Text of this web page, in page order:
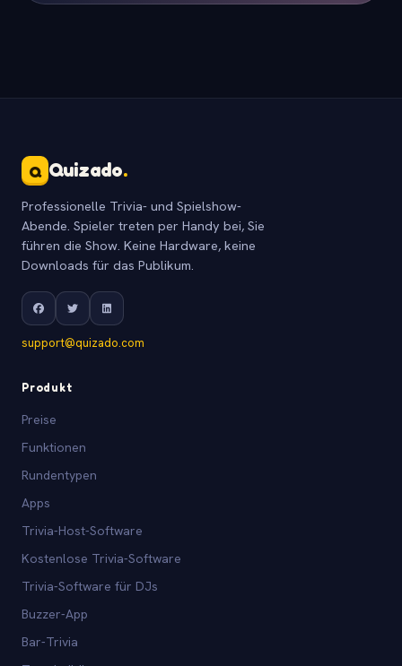
Q Quizado.
Professionelle Trivia- und Spielshow-
Abende. Spieler treten per Handy bei, Sie
führen die Show. Keine Hardware, keine
Downloads für das Publikum.
support@quizado.com
Produkt
Preise
Funktionen
Rundentypen
Apps
Trivia-Host-Software
Kostenlose Trivia-Software
Trivia-Software für DJs
Buzzer-App
Bar-Trivia